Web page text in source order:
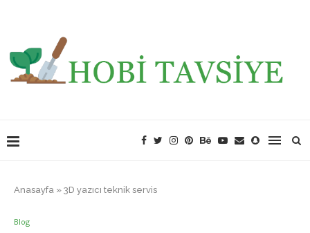
Anasayfa » 3D yazıcı teknik servis
Blog